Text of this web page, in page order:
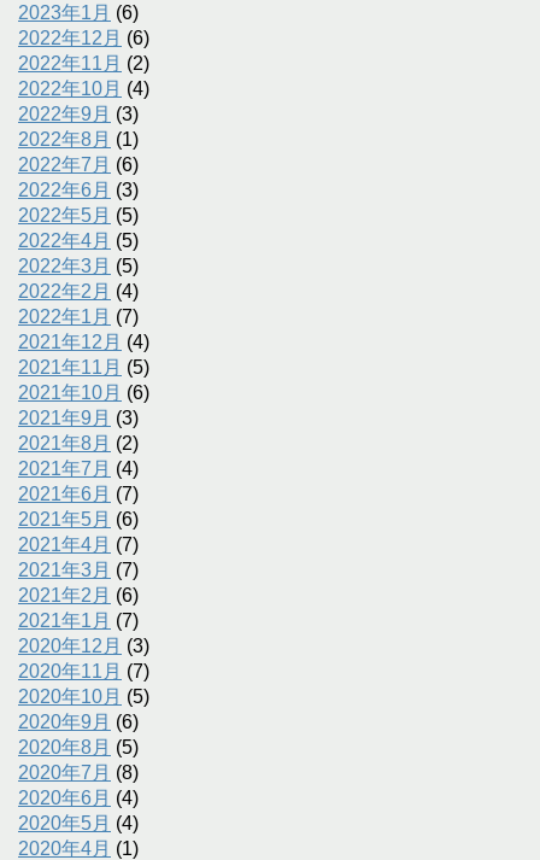
2023年1月 (6)
2022年12月 (6)
2022年11月 (2)
2022年10月 (4)
2022年9月 (3)
2022年8月 (1)
2022年7月 (6)
2022年6月 (3)
2022年5月 (5)
2022年4月 (5)
2022年3月 (5)
2022年2月 (4)
2022年1月 (7)
2021年12月 (4)
2021年11月 (5)
2021年10月 (6)
2021年9月 (3)
2021年8月 (2)
2021年7月 (4)
2021年6月 (7)
2021年5月 (6)
2021年4月 (7)
2021年3月 (7)
2021年2月 (6)
2021年1月 (7)
2020年12月 (3)
2020年11月 (7)
2020年10月 (5)
2020年9月 (6)
2020年8月 (5)
2020年7月 (8)
2020年6月 (4)
2020年5月 (4)
2020年4月 (1)